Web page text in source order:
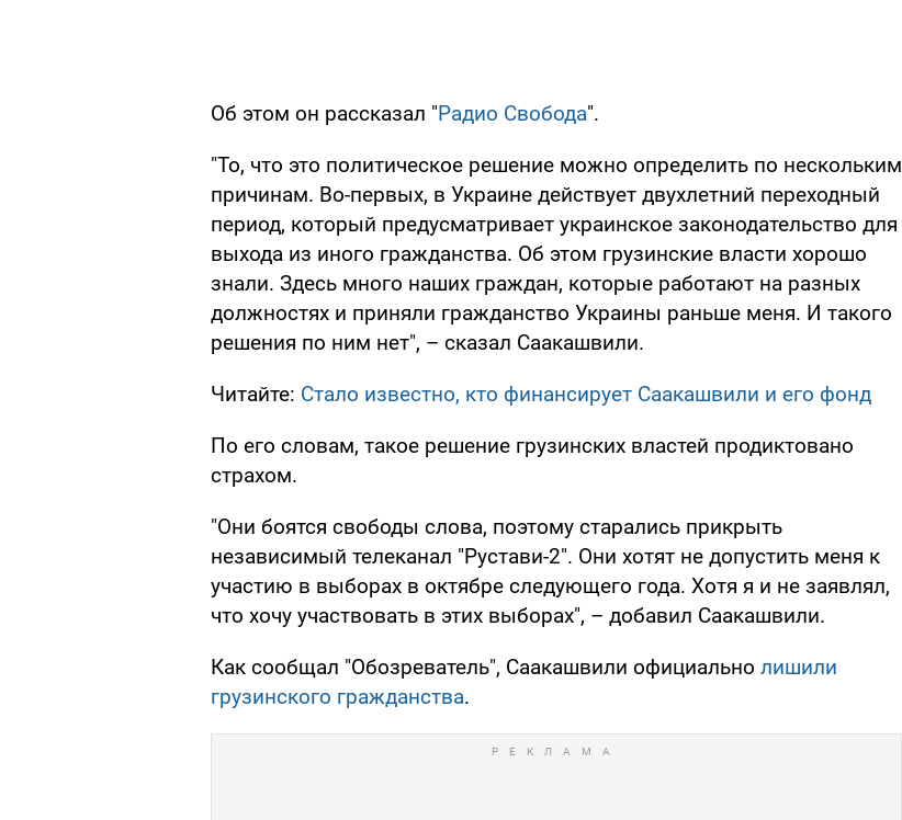
Об этом он рассказал "Радио Свобода".
"То, что это политическое решение можно определить по нескольким
причинам. Во-первых, в Украине действует двухлетний переходный
период, который предусматривает украинское законодательство для
выхода из иного гражданства. Об этом грузинские власти хорошо
знали. Здесь много наших граждан, которые работают на разных
должностях и приняли гражданство Украины раньше меня. И такого
решения по ним нет", – сказал Саакашвили.
Читайте: Стало известно, кто финансирует Саакашвили и его фонд
По его словам, такое решение грузинских властей продиктовано
страхом.
"Они боятся свободы слова, поэтому старались прикрыть
независимый телеканал "Рустави-2". Они хотят не допустить меня к
участию в выборах в октябре следующего года. Хотя я и не заявлял,
что хочу участвовать в этих выборах", – добавил Саакашвили.
Как сообщал "Обозреватель", Саакашвили официально лишили
грузинского гражданства.